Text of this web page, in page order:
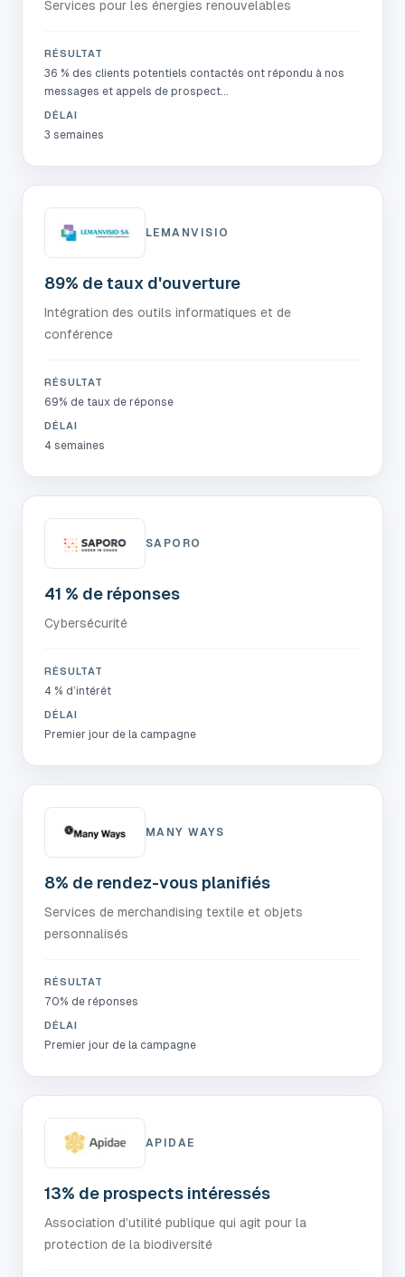
Services pour les énergies renouvelables
RÉSULTAT
36 % des clients potentiels contactés ont répondu à nos
messages et appels de prospect...
DÉLAI
3 semaines
LEMANVISIO
89% de taux d'ouverture
Intégration des outils informatiques et de
conférence
RÉSULTAT
69% de taux de réponse
DÉLAI
4 semaines
SAPORO
41 % de réponses
Cybersécurité
RÉSULTAT
4 % d’intérêt
DÉLAI
Premier jour de la campagne
MANY WAYS
8% de rendez-vous planifiés
Services de merchandising textile et objets
personnalisés
RÉSULTAT
70% de réponses
DÉLAI
Premier jour de la campagne
APIDAE
13% de prospects intéressés
Association d’utilité publique qui agit pour la
protection de la biodiversité